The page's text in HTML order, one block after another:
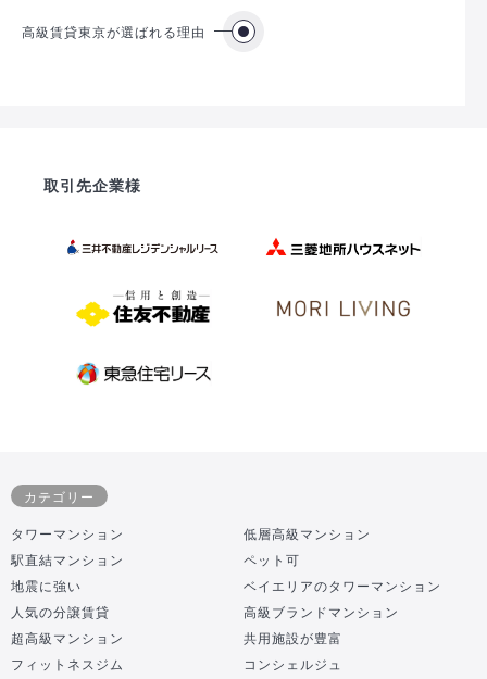
高級賃貸東京が選ばれる理由
取引先企業様
カテゴリー
タワーマンション
低層高級マンション
駅直結マンション
ペット可
地震に強い
ベイエリアのタワーマンション
人気の分譲賃貸
高級ブランドマンション
超高級マンション
共用施設が豊富
フィットネスジム
コンシェルジュ